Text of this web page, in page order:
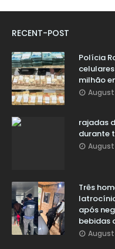
RECENT-POST
Polícia
milhão
August
rajadas
durante
August
Três
após
bebidas
August